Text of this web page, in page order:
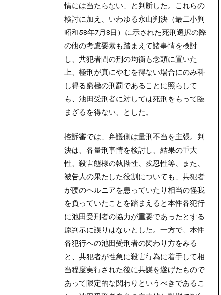
情には当たらない、と判断した。これらの
検討に加え、いわゆる永山判決（最二小判
昭和58年7月8日）に示された死刑選択の際
の他の考慮要素も踏まえて諸事情を検討
し、共犯者間の刑の均衡も念頭に置いた
上、極刑が真にやむを得ない場合にのみ科
し得る窮極の刑罰であることに照らして
も、池田受刑者に対しては死刑をもって臨
まざるを得ない、とした。
控訴審では、弁護側は量刑不当を主張。判
決は、各量刑事情を検討し、結果の重大
性、殺害態様の執拗性、残忍性等、また、
被告人の果たした役割についても、共犯者
が腰のヘルニアを患っていたり相当の怪我
を負っていたことを踏まえると本件各犯行
に池田受刑者の協力が重要であったとする
原判示に誤りはないとした。一方で、本件
各犯行への池田受刑者の関わり方をみる
と、共犯者が性急に殺害行為に着手して相
当程度実行された後に共謀を遂げたもので
あって限定的な関わりというべきであるこ